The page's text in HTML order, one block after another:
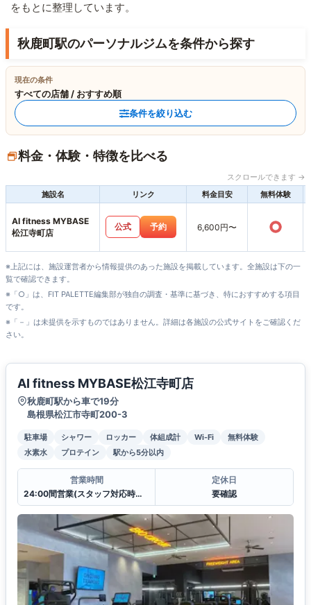
をもとに整理しています。
秋鹿町駅のパーソナルジムを条件から探す
現在の条件
すべての店舗 / おすすめ順
条件を絞り込む
料金・体験・特徴を比べる
スクロールできます →
施設名
リンク 料金目安 無料体験
AI fitness MYBASE
松江寺町店
公式 予約 6,600円〜 ○
※上記には、施設運営者から情報提供のあった施設を掲載しています。全施設は下の一
覧で確認できます。
※「○」は、FIT PALETTE編集部が独自の調査・基準に基づき、特におすすめする項目
です。
※「－」は未提供を示すものではありません。詳細は各施設の公式サイトをご確認くだ
さい。
AI fitness MYBASE松江寺町店
秋鹿町駅から車で19分
島根県松江市寺町200-3
駐車場 シャワー ロッカー 体組成計 Wi-Fi
無料体験
水素水
プロテイン 駅から5分以内
営業時間
24:00間営業(スタッフ対応時間平日 10:00〜20:00、土日祝 10:00〜17:00)
定休日
要確認